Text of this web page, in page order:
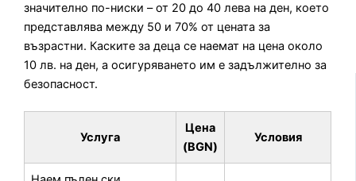
значително по-ниски – от 20 до 40 лева на ден, което
представлява между 50 и 70% от цената за
възрастни. Каските за деца се наемат на цена около
10 лв. на ден, а осигуряването им е задължително за
безопасност.
Услуга
Цена
(BGN)
Условия